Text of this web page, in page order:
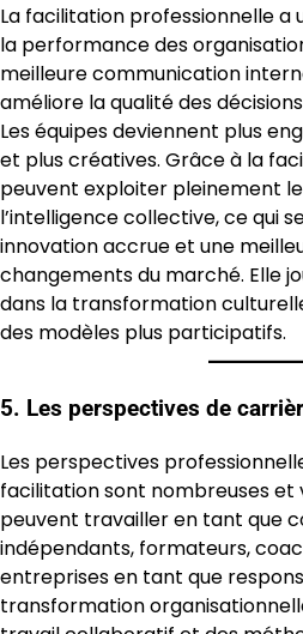
La facilitation professionnelle a
la performance des
meilleure communication
améliore la qualité des
Les équipes deviennent plus
et plus créatives. Grâce à la
peuvent exploiter pleinement
l’intelligence collective, ce qui
innovation accrue et une
changements du marché. Elle
dans la transformation
des modèles plus participatifs.
5. Les perspectives de
Les perspectives
facilitation sont nombreuses et
peuvent travailler en tant que
indépendants, formateurs,
entreprises en tant que
transformation